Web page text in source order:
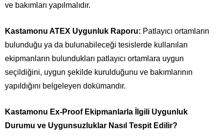
ve bakımları yapılmalıdır.
Kastamonu ATEX Uygunluk Raporu: Patlayıcı ortamların
bulunduğu ya da bulunabileceği tesislerde kullanılan
ekipmanların bulundukları patlayıcı ortamlara uygun
seçildiğini, uygun şekilde kurulduğunu ve bakımlarının
yapıldığını belgeleyen dokümandır.
Kastamonu Ex-Proof Ekipmanlarla İlgili Uygunluk
Durumu ve Uygunsuzluklar Nasıl Tespit Edilir?